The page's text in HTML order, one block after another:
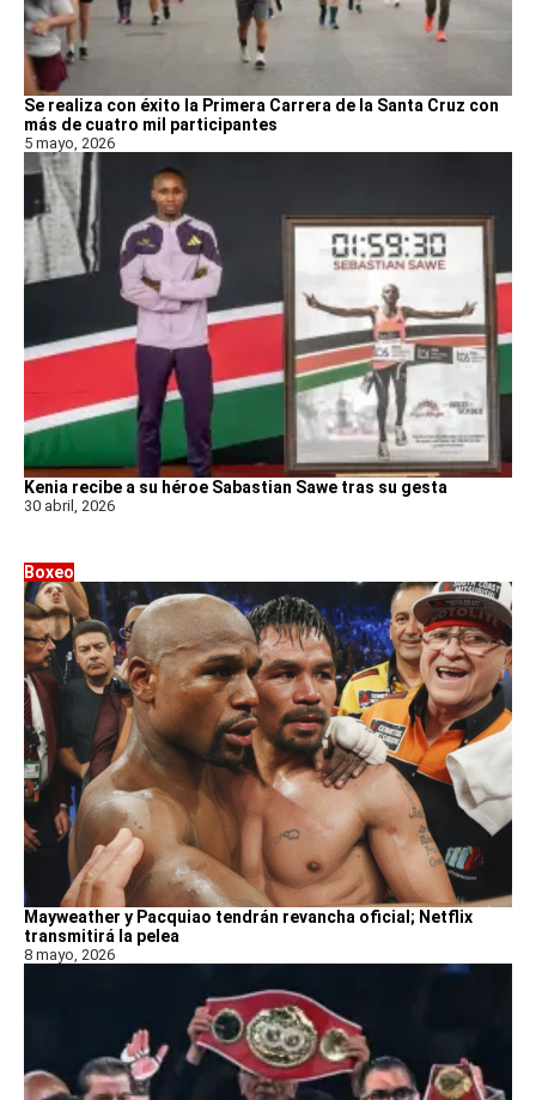
Se realiza con éxito la Primera Carrera de la Santa Cruz con
más de cuatro mil participantes
5 mayo, 2026
Kenia recibe a su héroe Sabastian Sawe tras su gesta
30 abril, 2026
Boxeo
Mayweather y Pacquiao tendrán revancha oficial; Netflix
transmitirá la pelea
8 mayo, 2026